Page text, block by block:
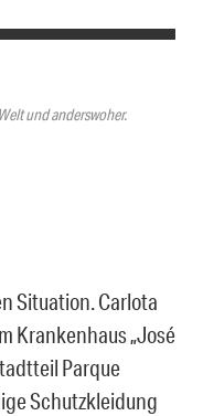
und anderswoher.
Situation. Carlota
Krankenhaus „José
Parque
Schutzkleidung